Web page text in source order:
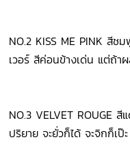
NO.2 KISS ME PINK สีช
เวอร์ สีค่อนข้างเด่น แต่ถ้า
NO.3 VELVET ROUGE
ปริยาย จะยั่วก็ได้ จะจิกก็เป๊ะ